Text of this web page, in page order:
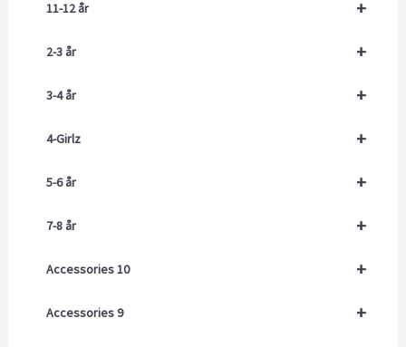
+
11-12 år
+
2-3 år
+
3-4 år
+
4-Girlz
+
5-6 år
+
7-8 år
+
Accessories 10
+
Accessories 9